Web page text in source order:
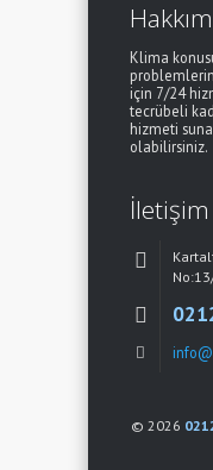
Klima
için 7/24
tecrübeli
hizmeti
olabilirsiniz.
© 2026